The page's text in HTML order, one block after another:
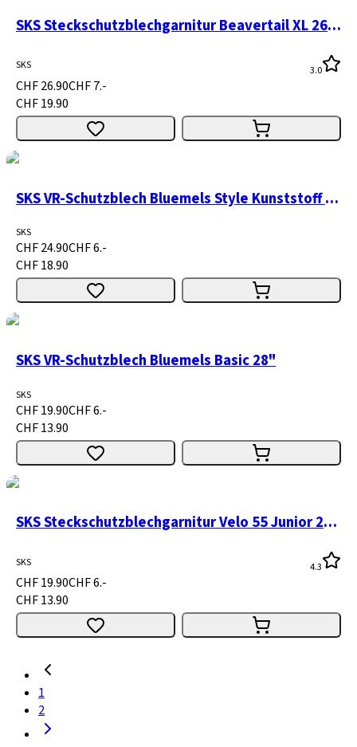
SKS Steckschutzblechgarnitur Beavertail XL 26"-28" schwarz
SKS 3.0
CHF 26.90CHF 7.-
CHF 19.90
SKS VR-Schutzblech Bluemels Style Kunststoff 28"
SKS
CHF 24.90CHF 6.-
CHF 18.90
SKS VR-Schutzblech Bluemels Basic 28"
SKS
CHF 19.90CHF 6.-
CHF 13.90
SKS Steckschutzblechgarnitur Velo 55 Junior 24" schwarz
SKS 4.3
CHF 19.90CHF 6.-
CHF 13.90
1
2